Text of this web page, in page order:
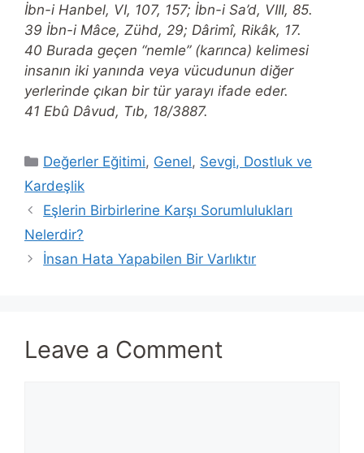
İbn-i Hanbel, VI, 107, 157; İbn-i Sa’d, VIII, 85.
39 İbn-i Mâce, Zühd, 29; Dârimî, Rikâk, 17.
40 Burada geçen “nemle” (karınca) kelimesi
insanın iki yanında veya vücudunun diğer
yerlerinde çıkan bir tür yarayı ifade eder.
41 Ebû Dâvud, Tıb, 18/3887.
Categories
Değerler Eğitimi, Genel, Sevgi, Dostluk ve
Kardeşlik
Eşlerin Birbirlerine Karşı Sorumlulukları
Nelerdir?
İnsan Hata Yapabilen Bir Varlıktır
Leave a Comment